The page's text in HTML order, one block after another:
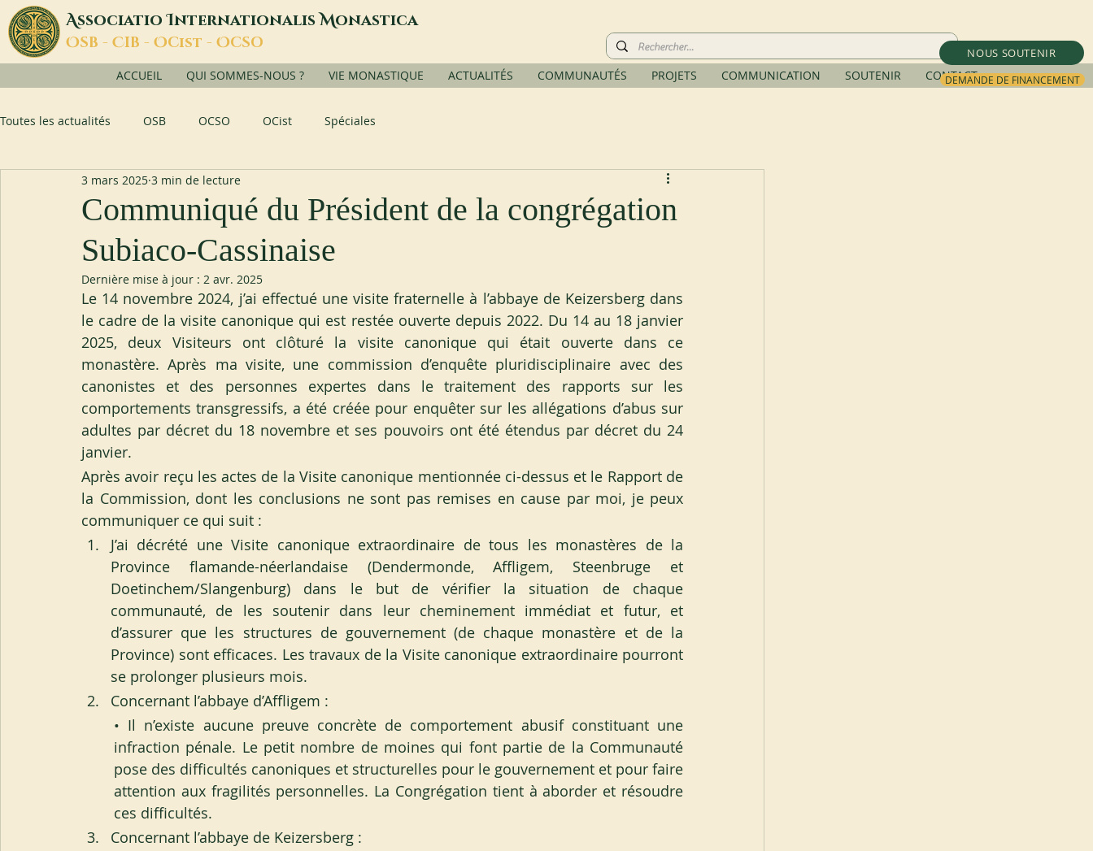
NOUS SOUTENIR
DEMANDE DE FINANCEMENT
AssociatioInternationalisMonastica
OSB - CIB - OCist - OCSO
ACCUEIL QUI SOMMES-NOUS ? VIE MONASTIQUE ACTUALITÉS COMMUNAUTÉS PROJETS COMMUNICATION SOUTENIR CONTACT
Toutes les actualités OSB OCSO OCist Spéciales
Communiqué du Président de la congrégation
Subiaco-Cassinaise
3 mars 2025 3 min de lecture
Dernière mise à jour : 2 avr. 2025
Le 14 novembre 2024, j’ai effectué une visite fraternelle à l’abbaye de Keizersberg dans
le cadre de la visite canonique qui est restée ouverte depuis 2022. Du 14 au 18 janvier
2025, deux Visiteurs ont clôturé la visite canonique qui était ouverte dans ce
monastère. Après ma visite, une commission d’enquête pluridisciplinaire avec des
canonistes et des personnes expertes dans le traitement des rapports sur les
comportements transgressifs, a été créée pour enquêter sur les allégations d’abus sur
adultes par décret du 18 novembre et ses pouvoirs ont été étendus par décret du 24
janvier.
Après avoir reçu les actes de la Visite canonique mentionnée ci-dessus et le Rapport de
la Commission, dont les conclusions ne sont pas remises en cause par moi, je peux
communiquer ce qui suit :
J’ai décrété une Visite canonique extraordinaire de tous les monastères de la
Province flamande-néerlandaise (Dendermonde, Affligem, Steenbruge et
Doetinchem/Slangenburg) dans le but de vérifier la situation de chaque
communauté, de les soutenir dans leur cheminement immédiat et futur, et
d’assurer que les structures de gouvernement (de chaque monastère et de la
Province) sont efficaces. Les travaux de la Visite canonique extraordinaire pourront
se prolonger plusieurs mois.
Concernant l’abbaye d’Affligem :
• Il n’existe aucune preuve concrète de comportement abusif constituant une
infraction pénale. Le petit nombre de moines qui font partie de la Communauté
pose des difficultés canoniques et structurelles pour le gouvernement et pour faire
attention aux fragilités personnelles. La Congrégation tient à aborder et résoudre
ces difficultés.
Concernant l’abbaye de Keizersberg :